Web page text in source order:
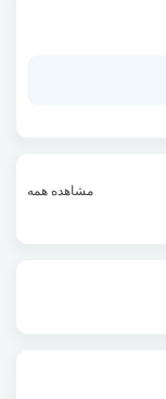
مشاهده همه